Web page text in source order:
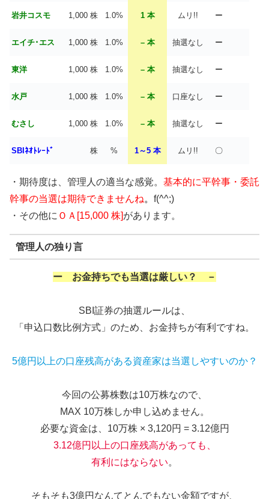
岩井コスモ 1,000 株 1.0% 1 本 ムリ!! ー
エイチ･エス 1,000 株 1.0% – 本 抽選なし ー
東洋 1,000 株 1.0% – 本 抽選なし ー
水戸 1,000 株 1.0% – 本 口座なし ー
むさし 1,000 株 1.0% – 本 抽選なし ー
SBIﾈｵﾄﾚｰﾄﾞ 株 % 1～5 本 ムリ!! 〇
・期待度は、管理人の適当な感覚。 基本的に平幹事・委託
幹事の当選は期待できませんね。 f(^^;)
・その他に ＯＡ[15,000 株]があります。
管理人の独り言
ー お金持ちでも当選は厳しい？ －
SBI証券の抽選ルールは、
「申込口数比例方式」のため、お金持ちが有利ですね。
5億円以上の口座残高がある資産家は当選しやすいのか？
今回の公募株数は10万株なので、
MAX 10万株しか申し込めません。
必要な資金は、10万株 × 3,120円 = 3.12億円
3.12億円以上の口座残高があっても、
有利にはならない。
そもそも3億円なんてとんでもない金額ですが、